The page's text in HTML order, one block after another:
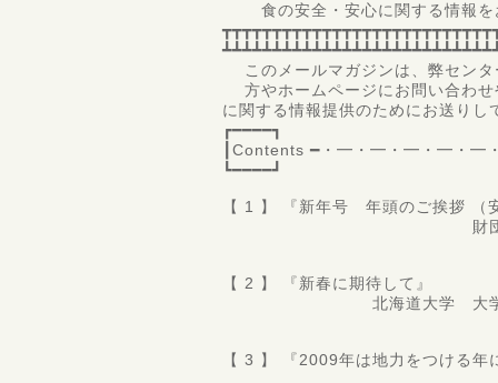
食の安全・安心に関する情報を
このメールマガジンは、弊センタ
方やホームページにお問い合わせ
に関する情報提供のためにお送りし
┏━━━━┓
┃Contents ━・━・━・━・━
┗━━━━┛
【 1 】 『新年号 年頭のご挨拶 （
財団法人 食品分析
【 2 】 『新春に期待して』
北海道大学 大学院 水産
【 3 】 『2009年は地力をつける年